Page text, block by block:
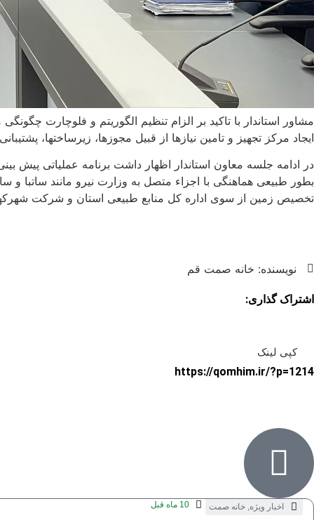
مشاور استاندار با تاکید بر الزام تنظیم الگوریتم و فلوچارت
ایجاد مرکز تجهیز و تامین نیازها از قبیل مجوزها، زیرساختها،
در ادامه جلسه معاون استاندار اظهار داشت برنامه عملیاتی
بطور طبیعی هماهنگی با اجزاء متصل به وزارت نیرو مانند ساتبا
تخصیص زمین از سوی اداره کل منابع طبیعی استان و شرکت
نویسنده: خانه صمت قم
اشتراک گذاری:
کپی لینک
https://qomhim.ir/?p=1214
اخبار ویژه, خانه صمت 10 ماه قبل